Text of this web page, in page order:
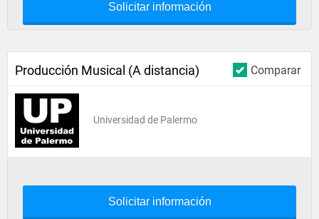
Solicitar información
Comparar
Producción Musical (A distancia)
Universidad de Palermo
Solicitar información